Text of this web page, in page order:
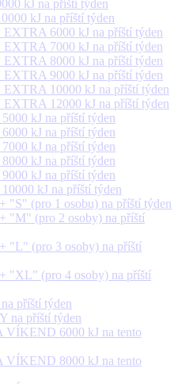
kJ na příští týden
kJ na příští týden
6000 kJ na příští týden
7000 kJ na příští týden
8000 kJ na příští týden
9000 kJ na příští týden
10000 kJ na příští týden
12000 kJ na příští týden
kJ na příští týden
kJ na příští týden
kJ na příští týden
kJ na příští týden
kJ na příští týden
kJ na příští týden
"S" (pro 1 osobu) na příští týden
"M" (pro 2 osoby) na příští
"L" (pro 3 osoby) na příští
"XL" (pro 4 osoby) na příští
příští týden
na příští týden
VÍKEND 6000 kJ na tento
VÍKEND 8000 kJ na tento